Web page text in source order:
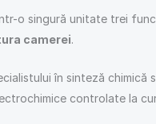
o singură unitate trei
camerei.
în sinteză chimică
controlate la